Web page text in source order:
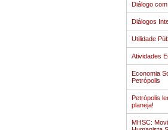
Diálogo
Diálogos
Utilidade
Atividades
Economia
Petrópolis
Petrópolis
planeja!
MHSC: